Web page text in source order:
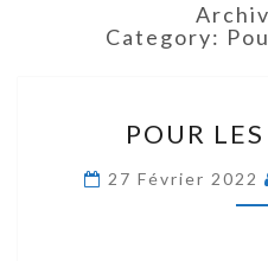
Category:
POUR
27 Février 2022